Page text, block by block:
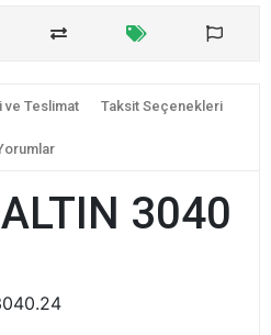
ve Teslimat Taksit Seçenekleri
3040